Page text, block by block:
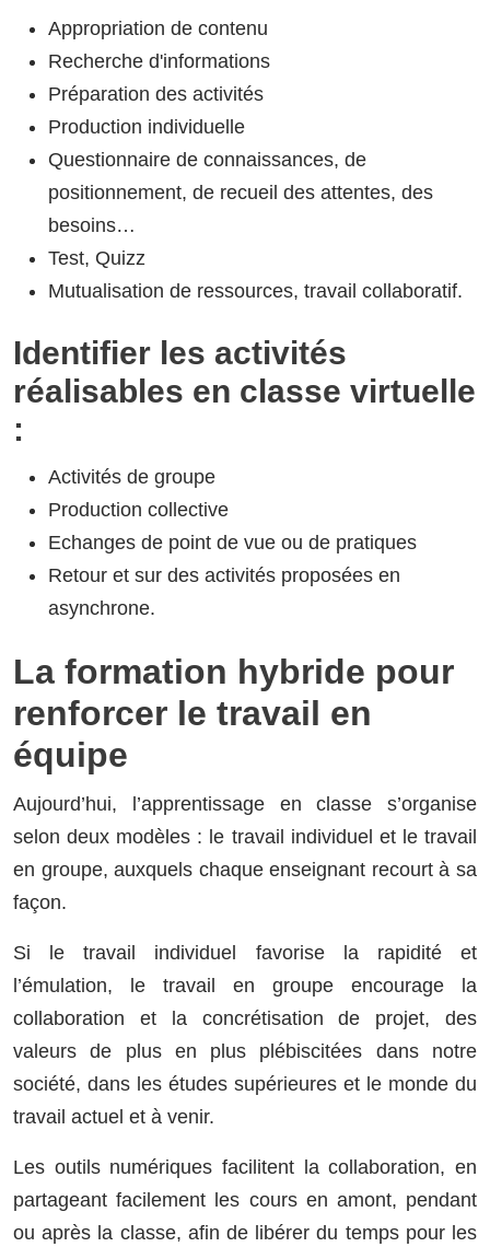
Appropriation de contenu
Recherche d'informations
Préparation des activités
Production individuelle
Questionnaire de connaissances, de
positionnement, de recueil des attentes, des
besoins…
Test, Quizz
Mutualisation de ressources, travail collaboratif.
Identifier les activités
réalisables en classe virtuelle
:
Activités de groupe
Production collective
Echanges de point de vue ou de pratiques
Retour et sur des activités proposées en
asynchrone.
La formation hybride pour
renforcer le travail en
équipe
Aujourd’hui, l’apprentissage en classe s’organise
selon deux modèles : le travail individuel et le travail
en groupe, auxquels chaque enseignant recourt à sa
façon.
Si le travail individuel favorise la rapidité et
l’émulation, le travail en groupe encourage la
collaboration et la concrétisation de projet, des
valeurs de plus en plus plébiscitées dans notre
société, dans les études supérieures et le monde du
travail actuel et à venir.
Les outils numériques facilitent la collaboration, en
partageant facilement les cours en amont, pendant
ou après la classe, afin de libérer du temps pour les